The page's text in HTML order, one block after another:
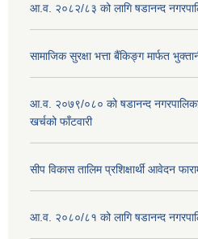
आ.व. २०८२/८३ को लागि षडानन्द
सामाजिक सुरक्षा भत्ता बैंकिङ्ग मार्फत
आ.व. २०७९/०८० को षडानन्द नगरपालिका
खर्चको फाँटवारी
सीप विकास तालिम प्रशिक्षार्थी आवेदन
आ.व. २०८०/८१ को लागि षडानन्द